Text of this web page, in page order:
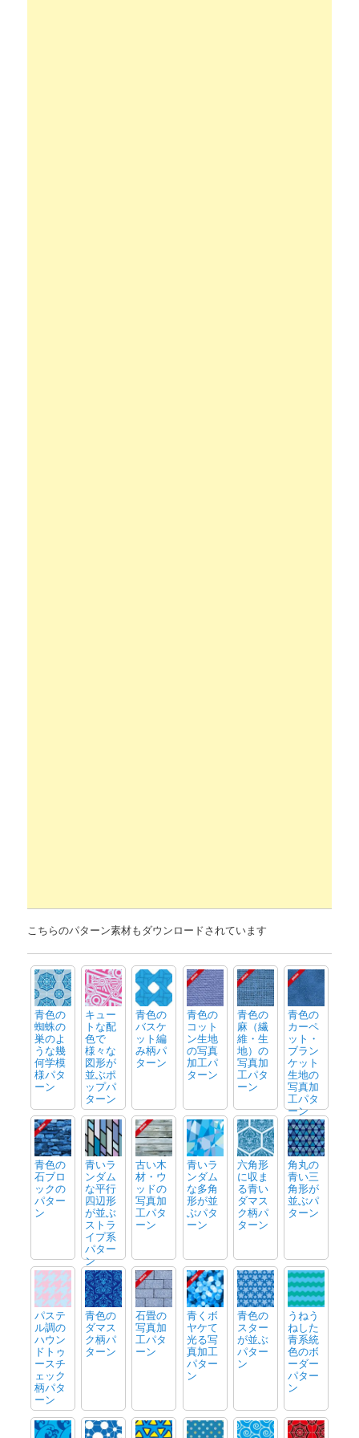
こちらのパターン素材もダウンロードされています
青色の
蜘蛛の
巣のよ
うな幾
何学模
様パタ
ーン
キュー
トな配
色で
様々な
図形が
並ぶポ
ップパ
ターン
青色の
バスケ
ット編
み柄パ
ターン
青色の
コット
ン生地
の写真
加工パ
ターン
青色の
麻（繊
維・生
地）の
写真加
工パタ
ーン
青色の
カーペ
ット・
ブラン
ケット
生地の
写真加
工パタ
ーン
青色の
石ブロ
ックの
パター
ン
青いラ
ンダム
な平行
四辺形
が並ぶ
ストラ
イプ系
パター
ン
古い木
材・ウ
ッドの
写真加
工パタ
ーン
青いラ
ンダム
な多角
形が並
ぶパタ
ーン
六角形
に収ま
る青い
ダマス
ク柄パ
ターン
角丸の
青い三
角形が
並ぶパ
ターン
パステ
ル調の
ハウン
ドトゥ
ースチ
ェック
柄パタ
ーン
青色の
ダマス
ク柄パ
ターン
石畳の
写真加
工パタ
ーン
青くボ
ヤケて
光る写
真加工
パター
ン
青色の
スター
が並ぶ
パター
ン
うねう
ねした
青系統
色のボ
ーダー
パター
ン